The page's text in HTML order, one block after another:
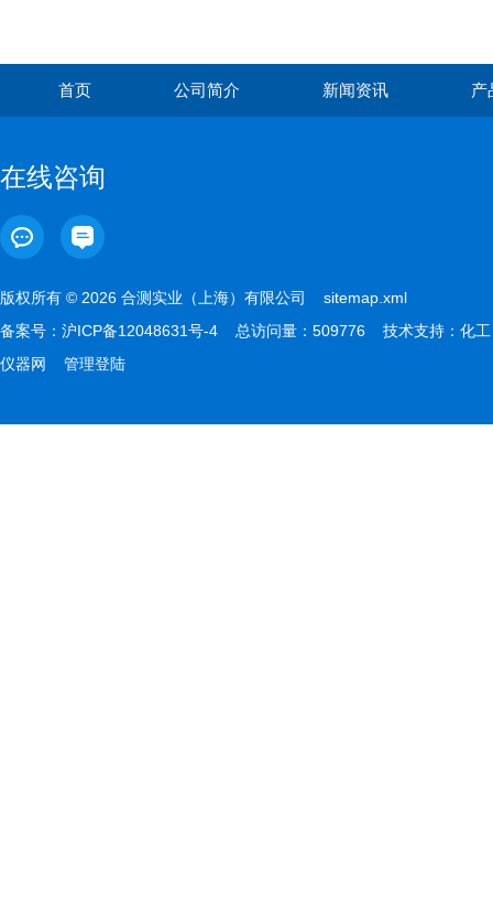
首页 公司简介 新闻资讯 产
在线咨询
版权所有 © 2026 合测实业（上海）有限公司 sitemap.xml
备案号： 沪ICP备12048631号-4 总访问量：509776 技术支持： 化工
仪器网
管理登陆